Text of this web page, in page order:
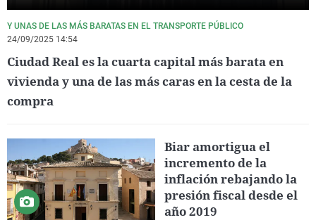
Y UNAS DE LAS MÁS BARATAS EN EL TRANSPORTE PÚBLICO
24/09/2025 14:54
Ciudad Real es la cuarta capital más barata en
vivienda y una de las más caras en la cesta de la
compra
Biar amortigua el
incremento de la
inflación rebajando la
presión fiscal desde el
año 2019